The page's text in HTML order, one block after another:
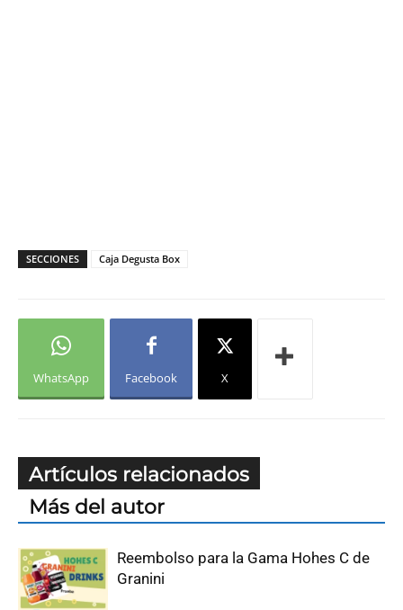
SECCIONES Caja Degusta Box
WhatsApp Facebook X
Artículos relacionados
Más del autor
Reembolso para la Gama Hohes C de
Granini